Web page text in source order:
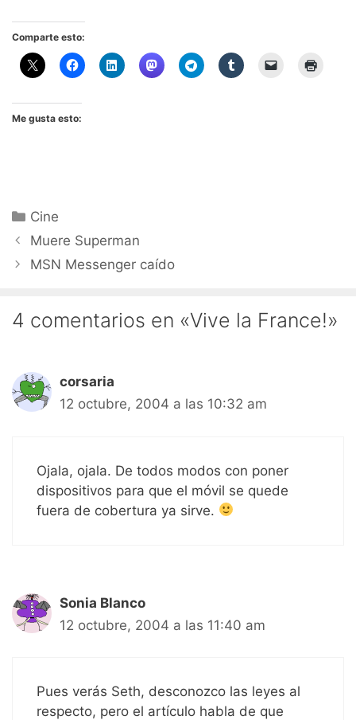
Comparte esto:
Me gusta esto:
Categorías
Cine
Muere Superman
MSN Messenger caído
4 comentarios en «Vive la France!»
corsaria
12 octubre, 2004 a las 10:32 am
Ojala, ojala. De todos modos con poner
dispositivos para que el móvil se quede
fuera de cobertura ya sirve.
Sonia Blanco
12 octubre, 2004 a las 11:40 am
Pues verás Seth, desconozco las leyes al
respecto, pero el artículo habla de que